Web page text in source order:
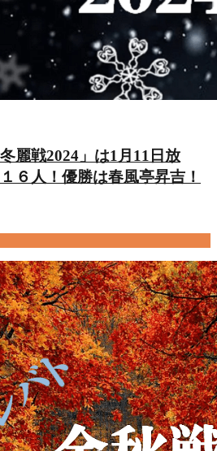
麗戦2024」は1月11日放
６人！優勝は春風亭昇吉！